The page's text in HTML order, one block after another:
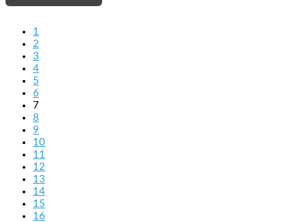
1
2
3
4
5
6
7
8
9
10
11
12
13
14
15
16